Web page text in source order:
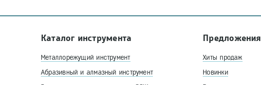
Каталог инструмента
Металлорежущий инструмент
Абразивный и алмазный инструмент
Предложения
Хиты продаж
Новинки